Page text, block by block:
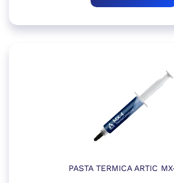
PASTA TERMICA ARTIC